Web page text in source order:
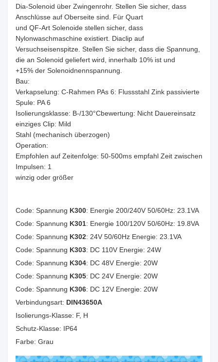
Dia-Solenoid über Zwingenrohr. Stellen Sie sicher, dass
Anschlüsse auf Oberseite sind. Für Quart
und QF-Art Solenoide stellen sicher, dass
Nylonwaschmaschine existiert. Diaclip auf
Versuchseisenspitze. Stellen Sie sicher, dass die Spannung,
die an Solenoid geliefert wird, innerhalb 10% ist und
+15% der Solenoidnennspannung.
Bau:
Verkapselung: C-Rahmen PAs 6: Flussstahl Zink passivierte
Spule: PA 6
Isolierungsklasse: B-/130°Cbewertung: Nicht Dauereinsatz
einziges Clip: Mild
Stahl (mechanisch überzogen)
Operation:
Empfohlen auf Zeitenfolge: 50-500ms empfahl Zeit zwischen
Impulsen: 1
winzig oder größer
Code: Spannung K300: Energie 200/240V 50/60Hz: 23.1VA
Code: Spannung K301: Energie 100/120V 50/60Hz: 19.8VA
Code: Spannung K302: 24V 50/60Hz Energie: 23.1VA
Code: Spannung K303: DC 110V Energie: 24W
Code: Spannung K304: DC 48V Energie: 20W
Code: Spannung K305: DC 24V Energie: 20W
Code: Spannung K306: DC 12V Energie: 20W
Verbindungsart: DIN43650A
Isolierungs-Klasse: F, H
Schutz-Klasse: IP64
Farbe: Grau